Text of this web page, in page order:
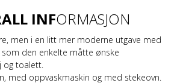
INFORMASJON
men i en litt mer moderne utgave med
den enkelte måtte ønske
og toalett.
med oppvaskmaskin og med stekeovn.